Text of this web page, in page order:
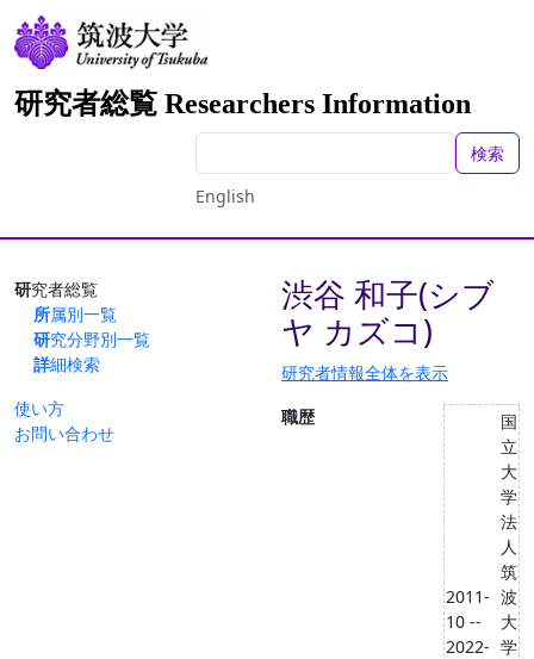
研究者総覧 Researchers Information
検索
English
研究者総覧
所属別一覧
研究分野別一覧
詳細検索
使い方
お問い合わせ
渋谷 和子(シブ
ヤ カズコ)
研究者情報全体を表示
職歴
2011-
10 --
2022-
国
立
大
学
法
人
筑
波
大
学